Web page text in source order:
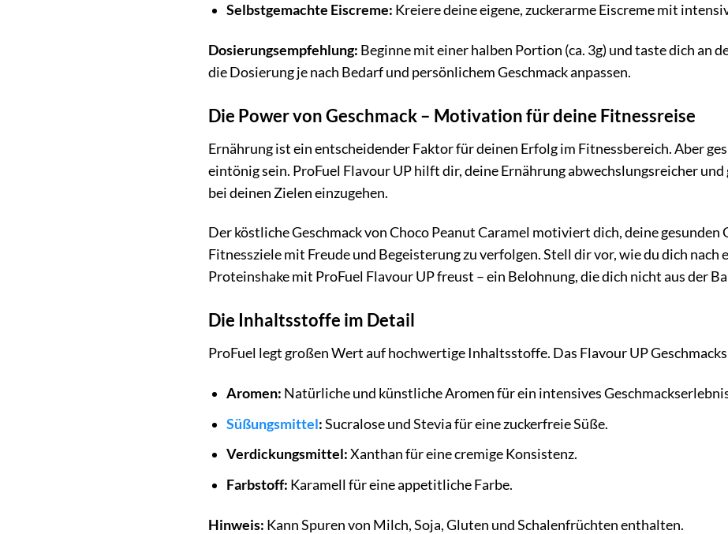
Selbstgemachte Eiscreme: Kreiere deine eigene, zuckerarme Eiscreme mit
Dosierungsempfehlung: Beginne mit einer halben Portion (ca. 3g) und taste dich an
die Dosierung je nach Bedarf und persönlichem Geschmack anpassen.
Die Power von Geschmack – Motivation für deine Fitnessreise
Ernährung ist ein entscheidender Faktor für deinen Erfolg im Fitnessbereich. Aber
eintönig sein. ProFuel Flavour UP hilft dir, deine Ernährung abwechslungsreicher
bei deinen Zielen einzugehen.
Der köstliche Geschmack von Choco Peanut Caramel motiviert dich, deine
Fitnessziele mit Freude und Begeisterung zu verfolgen. Stell dir vor, wie du dich
Proteinshake mit ProFuel Flavour UP freust – ein Belohnung, die dich nicht aus der
Die Inhaltsstoffe im Detail
ProFuel legt großen Wert auf hochwertige Inhaltsstoffe. Das Flavour UP
Aromen: Natürliche und künstliche Aromen für ein intensives
Süßungsmittel:Sucralose und Stevia für eine zuckerfreie Süße.
Verdickungsmittel:Xanthan für eine cremige Konsistenz.
Farbstoff: Karamell für eine appetitliche Farbe.
Hinweis: Kann Spuren von Milch, Soja, Gluten und Schalenfrüchten enthalten.